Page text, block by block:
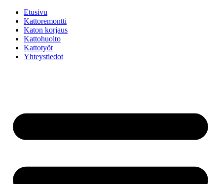
Etusivu
Kattoremontti
Katon korjaus
Kattohuolto
Kattotyöt
Yhteystiedot